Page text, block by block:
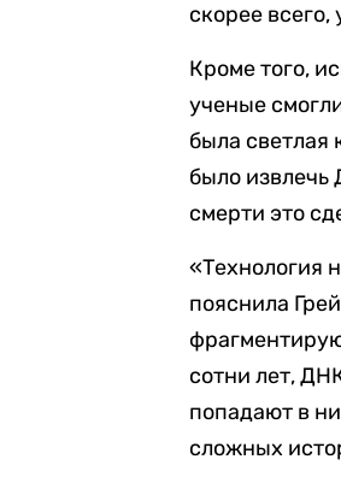
скорее всего,
Кроме того,
ученые
была светлая
было извлечь
смерти это
«Технология
пояснила
сотни лет,
попадают в
сложных